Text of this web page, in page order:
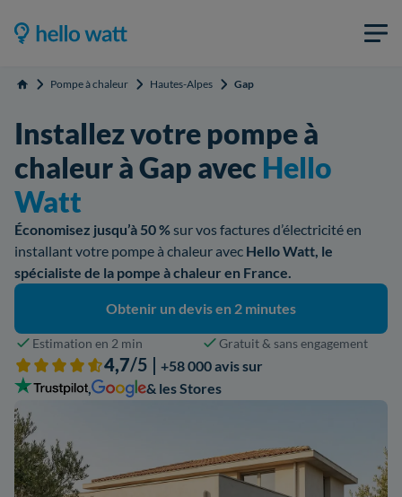
Accueil Pompe à chaleur Hautes-Alpes Gap
Installez votre pompe à
chaleur à Gap avec Hello
Watt
Économisez jusqu’à 50 %sur vos factures d’électricité en
installant votre pompe à chaleur avec Hello Watt, le
spécialiste de la pompe à chaleur en France.
Obtenir un devis en 2 minutes
Estimation en 2 min Gratuit & sans engagement
4,7/5 | +58 000 avis sur
,
& les Stores